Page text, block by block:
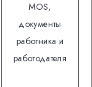
MOS,
документы
работника и
работодателя